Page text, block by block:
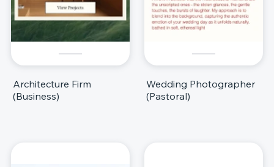
Architecture Firm
(Business)
Wedding Photographer
(Pastoral)